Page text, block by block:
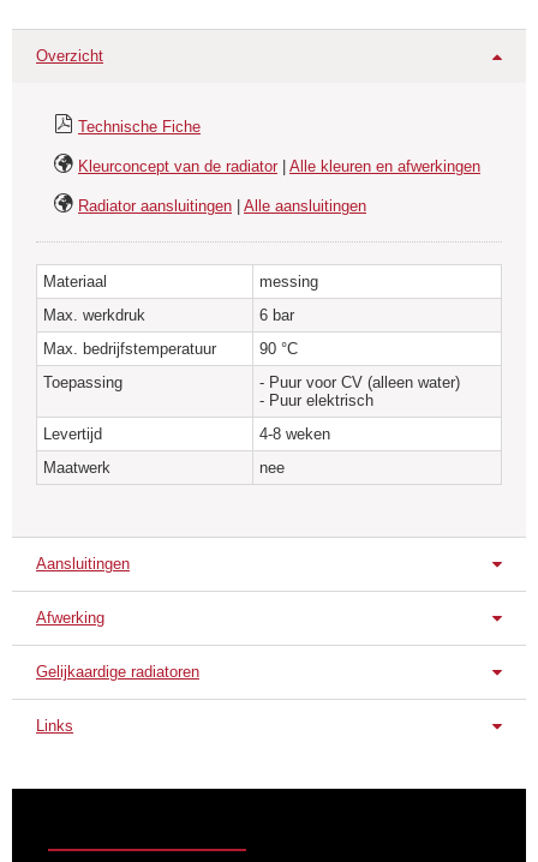
aansluiting) en S-Short(een leiding zonder aansluiting) aangeboden. De
radiator kan zowel verticaal als horizontaal aan de wand worden
aansluiting op het verwarmingssysteem mogelijk maken. Op verzoek kan
de Flash heater met een speciaal oppervlak of tegen meerprijs als puur
elektrische uitvoering besteld worden.
Overzicht
Technische Fiche
Kleurconcept van de radiator | Alle kleuren en afwerkingen
Radiator aansluitingen | Alle aansluitingen
Materiaal
messing
Max. werkdruk
6 bar
Max. bedrijfstemperatuur
90 °C
Toepassing
- Puur voor CV (alleen water)
- Puur elektrisch
Levertijd
4-8 weken
Maatwerk
nee
Aansluitingen
Standaard aansluitingen
Achterzijde onder L/R
Afwerking
Standaard uitvoering
Gelijkaardige radiatoren
Links